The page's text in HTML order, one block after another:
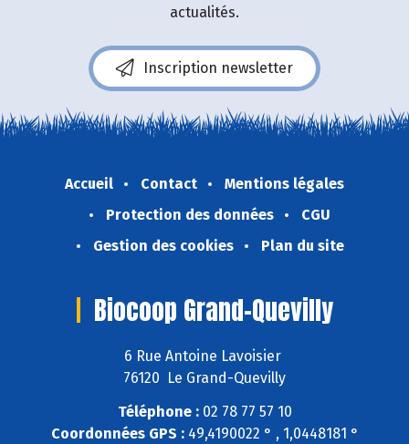
actualités.
Inscription newsletter
Accueil Contact
Mentions légales
Protection des données
CGU
Gestion des cookies
Plan du site
Biocoop Grand-Quevilly
6 Rue Antoine Lavoisier
76120 Le Grand-Quevilly
Téléphone :02 78 77 57 10
Coordonnées GPS :49,4190022 ° , 1,0448181 °